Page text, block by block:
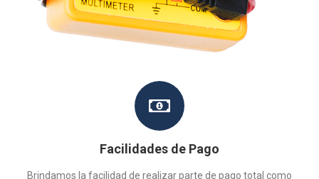
Facilidades de Pago
Brindamos la facilidad de realizar parte de pago total como